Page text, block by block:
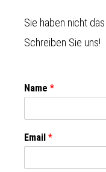
Sie haben nicht
Schreiben Sie uns!
Name *
Email *